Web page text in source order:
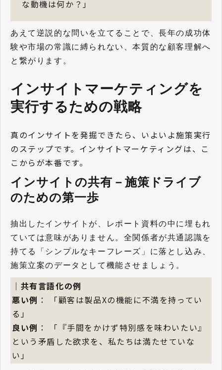
な動機は何か？」
あえて逆説的な問いを立てることで、長年の成功体
験や市場の常識に縛られない、本質的な顧客理解へ
と繋がります。
インサイトマーケティングを
実行するための戦略
真のインサイトを発掘できたら、いよいよ施策実行
のステップです。インサイトマーケティングは、こ
こからが本番です。
インサイトの共有－施策ドライブ
のための第一歩
抽出したインサイトが、レポート資料の中に埋もれ
ていては意味がありません。全関係者が共通認識を
持てる「シンプルなキーフレーズ」に落とし込み、
施策立案のデータとして機能させましょう。
｜共有言語化の例
悪い例 ： 「顧客は製品Xの機能に不満を持ってい
る」
良い例 ： 「『手間をかけず特別感を味わいたい』
という矛盾した欲求を、私たちは満たせていな
い」